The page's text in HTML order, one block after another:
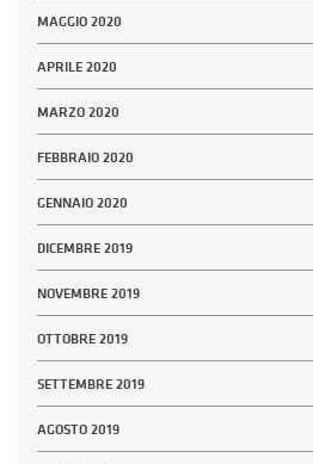
MAGGIO 2020
APRILE 2020
MARZO 2020
FEBBRAIO 2020
GENNAIO 2020
DICEMBRE 2019
NOVEMBRE 2019
OTTOBRE 2019
SETTEMBRE 2019
AGOSTO 2019